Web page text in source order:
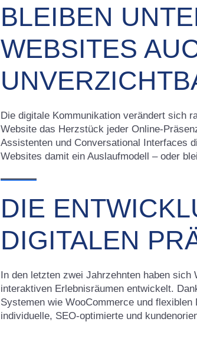
BLEIBEN
WEBSITES
Die digitale Kommunikation verändert sich
Website das Herzstück jeder Online-
Assistenten und Conversational Interfaces
Websites damit ein Auslaufmodell – oder
DIE
DIGITALEN
In den letzten zwei Jahrzehnten haben
interaktiven Erlebnisräumen entwickelt.
Systemen wie WooCommerce und
individuelle, SEO-optimierte und